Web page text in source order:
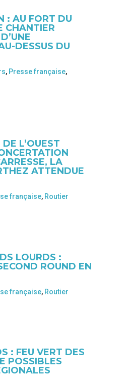
: AU FORT DU
CHANTIER
DESSUS DU
, Presse française,
L’OUEST
LA
ATTENDUE
française, Routier
LOURDS :
ROUND EN
française, Routier
: FEU VERT DES
POSSIBLES